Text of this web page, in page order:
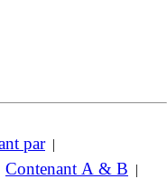
par|
Contenant A & B |